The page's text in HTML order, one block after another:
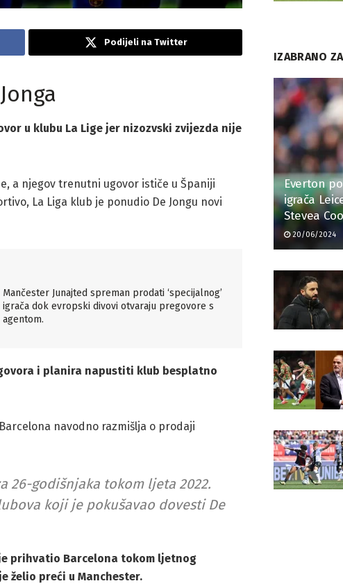
Podijeli na Twitter
u klubu La Lige jer nizozvski zvijezda nije
a njegov trenutni ugovor ističe u Španiji
La Liga klub je ponudio De Jongu novi
Mančester Junajted spreman prodati ‘specijalnog’
igrača dok evropski divovi otvaraju pregovore s
agentom.
i planira napustiti klub besplatno
navodno razmišlja o prodaji
26-godišnjaka tokom ljeta 2022.
koji je pokušavao dovesti De
prihvatio Barcelona tokom ljetnog
želio preći u Manchester.
IZABRANO
Everton
igrača
Stevea
20/06/2024